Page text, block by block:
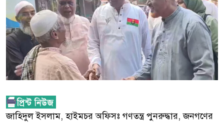
জাহিদুল ইসলাম, হাইমচর অফিসঃ গণতন্ত্র পুনরুদ্ধার, জনগণের